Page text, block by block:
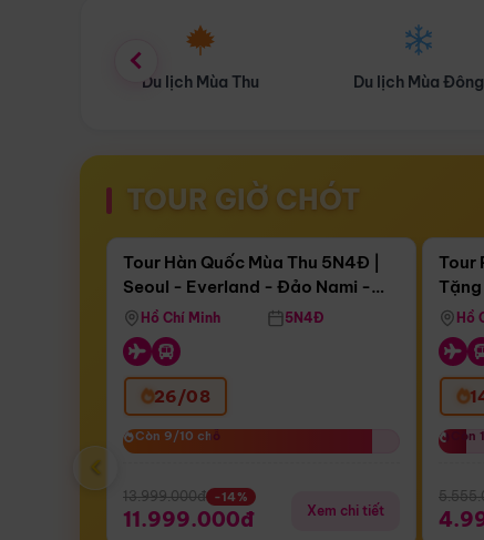
Du lịch Mùa Đông Combo Du lịch
TOUR GIỜ CHÓT
Còn17 ngày 11:13:42
Bay Sun Phuquoc Airways
Điểm nổi bật
Tour Hàn Quốc Mùa Thu 5N4Đ |
Seoul - Everland - Đảo Nami -
Tháp Namsan (Bay Sun Phuquoc
Airways)
Hồ Chí Minh 5N4Đ
26/08
Còn 9/10 chỗ
Còn 9/10 chỗ
13.999.000đ -14%
11.999.000đ Xem chi tiết
Còn
Tặng
Tour
Tặng
Hôn
Hồ
Còn
Còn
‹